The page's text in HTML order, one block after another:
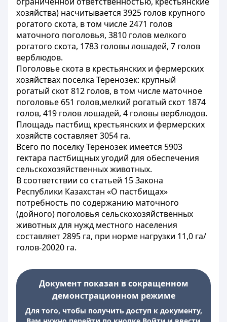
хозяйства) насчитывается 3925 голов крупного
рогатого скота, в том числе 2471 голов
маточного поголовья, 3810 голов мелкого
рогатого скота, 1783 головы лошадей, 7 голов
верблюдов.
Поголовье скота в крестьянских и фермерских
хозяйствах поселка Теренозек: крупный
рогатый скот 812 голов, в том числе маточное
поголовье 651 голов,мелкий рогатый скот 1874
голов, 419 голов лошадей, 4 головы верблюдов.
Площадь пастбищ крестьянских и фермерских
хозяйств составляет 3054 га.
Всего по поселку Теренозек имеется 5903
гектара пастбищных угодий для обеспечения
сельскохозяйственных животных.
В соответствии со статьей 15 Закона
Республики Казахстан «О пастбищах»
потребность по содержанию маточного
(дойного) поголовья сельскохозяйственных
животных для нужд местного населения
составляет 2895 га, при норме нагрузки 11,0 га/
голов-20020 га.
Документ показан в сокращенном
демонстрационном режиме
Для того, чтобы получить доступ к документу,